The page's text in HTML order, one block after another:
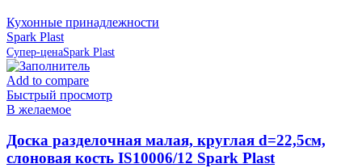
Кухонные принадлежности
Spark Plast
Супер-ценаSpark Plast
Add to compare
Быстрый просмотр
В желаемое
Доска разделочная малая, круглая d=22,5см,
слоновая кость IS10006/12 Spark Plast